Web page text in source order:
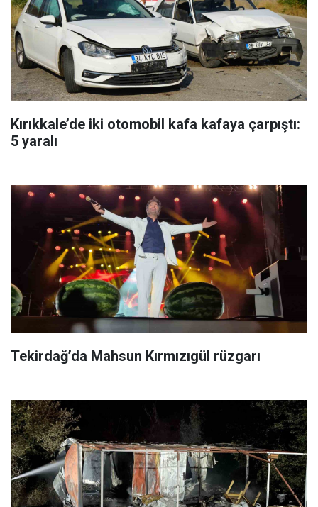
Kırıkkale’de iki otomobil kafa kafaya çarpıştı:
5 yaralı
Tekirdağ’da Mahsun Kırmızıgül rüzgarı